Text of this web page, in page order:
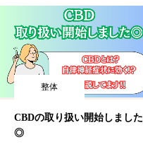
整体
CBDの取り扱い開始しました
◎